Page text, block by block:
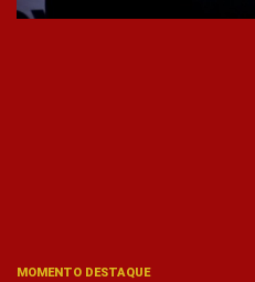
MOMENTO DESTAQUE